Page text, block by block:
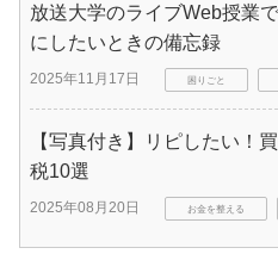
放送大学のライブWeb授業
にしたいときの備忘録
2025年11月17日 困りごと
【写真付き】リピしたい！
税10選
2025年08月20日 お金を整える